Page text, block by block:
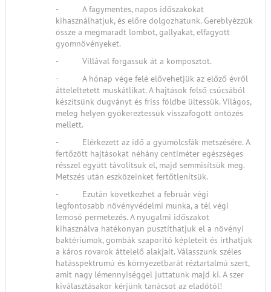
- A fagymentes, napos időszakokat
kihasználhatjuk, és előre dolgozhatunk. Gereblyézzük
össze a megmaradt lombot, gallyakat, elfagyott
gyomnövényeket.
- Villával forgassuk át a komposztot.
- A hónap vége felé elővehetjük az előző évről
átteleltetett muskátlikat. A hajtások felső csúcsából
készítsünk dugványt és friss földbe ültessük. Világos,
meleg helyen gyökereztessük visszafogott öntözés
mellett.
- Elérkezett az idő a gyümölcsfák metszésére. A
fertőzött hajtásokat néhány centiméter egészséges
résszel együtt távolítsuk el, majd semmisítsük meg.
Metszés után eszközeinket fertőtlenítsük.
- Ezután következhet a február végi
legfontosabb növényvédelmi munka, a tél végi
lemosó permetezés. A nyugalmi időszakot
kihasználva hatékonyan pusztíthatjuk el a növényi
baktériumok, gombák szaporító képleteit és irthatjuk
a káros rovarok áttelelő alakjait. Válasszunk széles
hatásspektrumú és környezetbarát réztartalmú szert,
amit nagy lémennyiséggel juttatunk majd ki. A szer
kiválasztásakor kérjünk tanácsot az eladótól!